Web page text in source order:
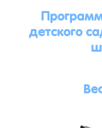
детского